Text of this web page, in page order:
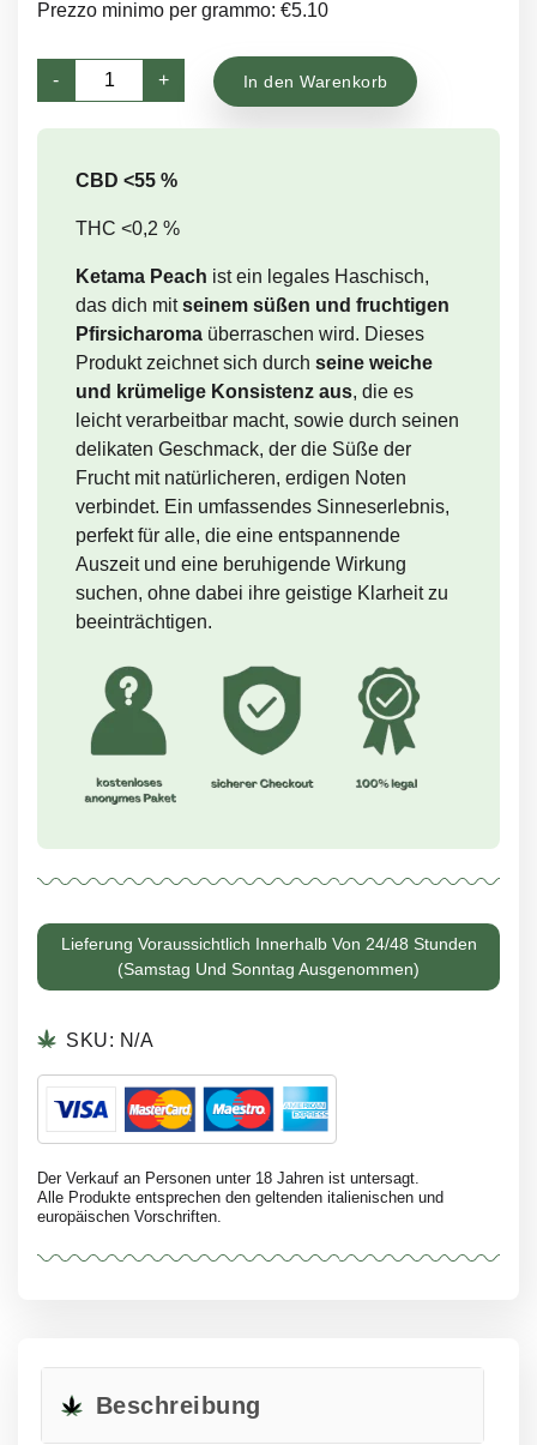
Prezzo minimo per grammo: €5.10
-
Ketama
Peach
Menge
+ In den Warenkorb
CBD <55 %
THC <0,2 %
Ketama Peach ist ein legales Haschisch,
das dich mitseinem süßen und fruchtigen
Pfirsicharoma überraschen wird. Dieses
Produkt zeichnet sich durch seine weiche
und krümelige Konsistenz aus, die es
leicht verarbeitbar macht, sowie durch seinen
delikaten Geschmack, der die Süße der
Frucht mit natürlicheren, erdigen Noten
verbindet. Ein umfassendes Sinneserlebnis,
perfekt für alle, die eine entspannende
Auszeit und eine beruhigende Wirkung
suchen, ohne dabei ihre geistige Klarheit zu
beeinträchtigen.
Lieferung Voraussichtlich Innerhalb Von 24/48 Stunden
(Samstag Und Sonntag Ausgenommen)
SKU: N/A
Der Verkauf an Personen unter 18 Jahren ist untersagt.
Alle Produkte entsprechen den geltenden italienischen und
europäischen Vorschriften.
Beschreibung